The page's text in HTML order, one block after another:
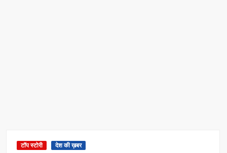
टॉप स्टोरी देश की ख़बर